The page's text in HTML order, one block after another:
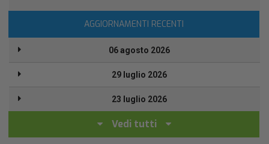
AGGIORNAMENTI RECENTI
06 agosto 2026
29 luglio 2026
23 luglio 2026
Vedi tutti